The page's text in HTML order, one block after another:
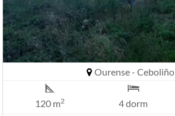
Ourense - Ceboliño
120 m2 4 dorm